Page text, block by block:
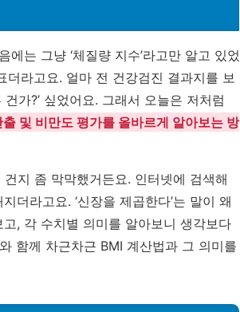
에는 그냥 ‘체질량 지수’라고만 알고 있었
라고요. 얼마 전 건강검진 결과지를 보
가?’ 싶었어요. 그래서 오늘은 저처럼
및 비만도 평가를 올바르게 알아보는 방
지 좀 막막했거든요. 인터넷에 검색해
더라고요. ‘신장을 제곱한다’는 말이 왜
, 각 수치별 의미를 알아보니 생각보다
함께 차근차근 BMI 계산법과 그 의미를